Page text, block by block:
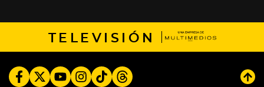
TELEVISIÓN
FacebookTwitterYoutubeInstagram
TikTokThreads